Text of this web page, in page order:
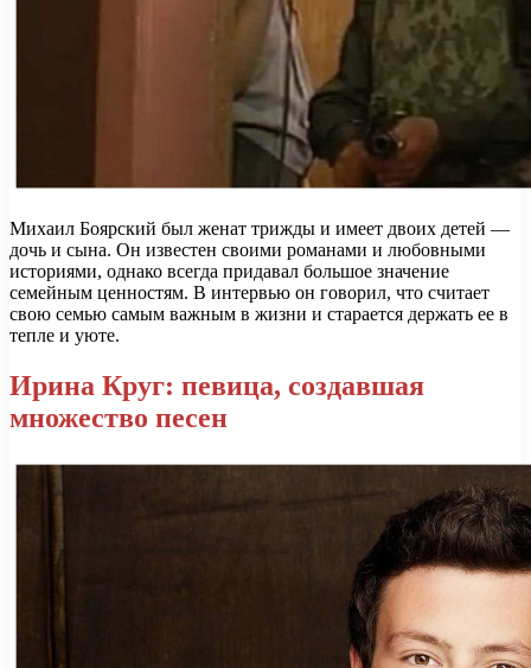
Михаил Боярский был женат трижды и имеет двоих детей —
дочь и сына. Он известен своими романами и любовными
историями, однако всегда придавал большое значение
семейным ценностям. В интервью он говорил, что считает
свою семью самым важным в жизни и старается держать ее в
тепле и уюте.
Ирина Круг: певица, создавшая
множество песен